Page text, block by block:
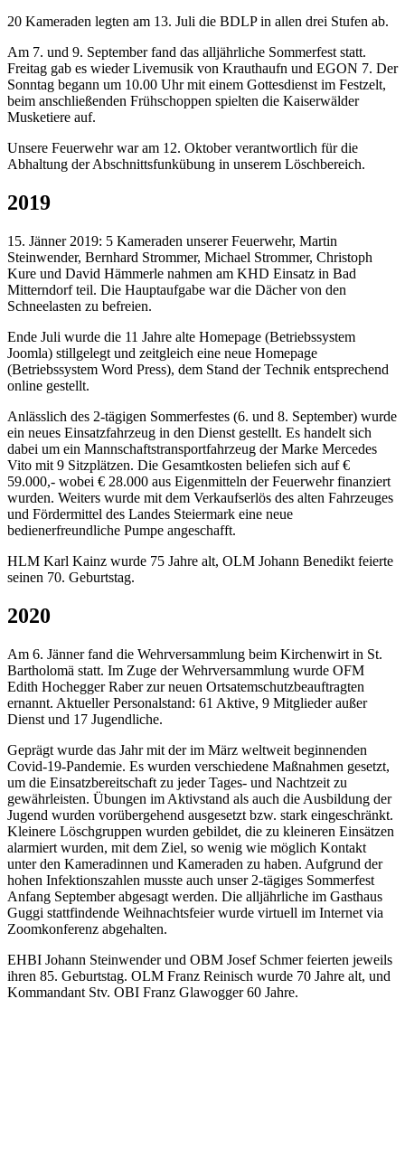
20 Kameraden legten am 13. Juli die BDLP in allen drei Stufen ab.
Am 7. und 9. September fand das alljährliche Sommerfest statt.
Freitag gab es wieder Livemusik von Krauthaufn und EGON 7. Der
Sonntag begann um 10.00 Uhr mit einem Gottesdienst im Festzelt,
beim anschließenden Frühschoppen spielten die Kaiserwälder
Musketiere auf.
Unsere Feuerwehr war am 12. Oktober verantwortlich für die
Abhaltung der Abschnittsfunkübung in unserem Löschbereich.
2019
15. Jänner 2019: 5 Kameraden unserer Feuerwehr, Martin
Steinwender, Bernhard Strommer, Michael Strommer, Christoph
Kure und David Hämmerle nahmen am KHD Einsatz in Bad
Mitterndorf teil. Die Hauptaufgabe war die Dächer von den
Schneelasten zu befreien.
Ende Juli wurde die 11 Jahre alte Homepage (Betriebssystem
Joomla) stillgelegt und zeitgleich eine neue Homepage
(Betriebssystem Word Press), dem Stand der Technik entsprechend
online gestellt.
Anlässlich des 2-tägigen Sommerfestes (6. und 8. September) wurde
ein neues Einsatzfahrzeug in den Dienst gestellt. Es handelt sich
dabei um ein Mannschaftstransportfahrzeug der Marke Mercedes
Vito mit 9 Sitzplätzen. Die Gesamtkosten beliefen sich auf €
59.000,- wobei € 28.000 aus Eigenmitteln der Feuerwehr finanziert
wurden. Weiters wurde mit dem Verkaufserlös des alten Fahrzeuges
und Fördermittel des Landes Steiermark eine neue
bedienerfreundliche Pumpe angeschafft.
HLM Karl Kainz wurde 75 Jahre alt, OLM Johann Benedikt feierte
seinen 70. Geburtstag.
2020
Am 6. Jänner fand die Wehrversammlung beim Kirchenwirt in St.
Bartholomä statt. Im Zuge der Wehrversammlung wurde OFM
Edith Hochegger Raber zur neuen Ortsatemschutzbeauftragten
ernannt. Aktueller Personalstand: 61 Aktive, 9 Mitglieder außer
Dienst und 17 Jugendliche.
Geprägt wurde das Jahr mit der im März weltweit beginnenden
Covid-19-Pandemie. Es wurden verschiedene Maßnahmen gesetzt,
um die Einsatzbereitschaft zu jeder Tages- und Nachtzeit zu
gewährleisten. Übungen im Aktivstand als auch die Ausbildung der
Jugend wurden vorübergehend ausgesetzt bzw. stark eingeschränkt.
Kleinere Löschgruppen wurden gebildet, die zu kleineren Einsätzen
alarmiert wurden, mit dem Ziel, so wenig wie möglich Kontakt
unter den Kameradinnen und Kameraden zu haben. Aufgrund der
hohen Infektionszahlen musste auch unser 2-tägiges Sommerfest
Anfang September abgesagt werden. Die alljährliche im Gasthaus
Guggi stattfindende Weihnachtsfeier wurde virtuell im Internet via
Zoomkonferenz abgehalten.
EHBI Johann Steinwender und OBM Josef Schmer feierten jeweils
ihren 85. Geburtstag. OLM Franz Reinisch wurde 70 Jahre alt, und
Kommandant Stv. OBI Franz Glawogger 60 Jahre.